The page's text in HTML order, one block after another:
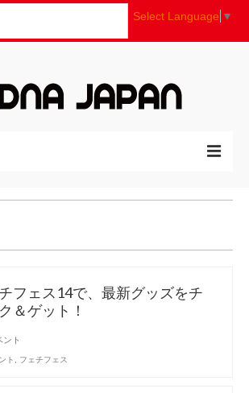
Select Language ▼
フェス14で、最新グッズをチ
＆ゲット！
ント
ト フェチフェス